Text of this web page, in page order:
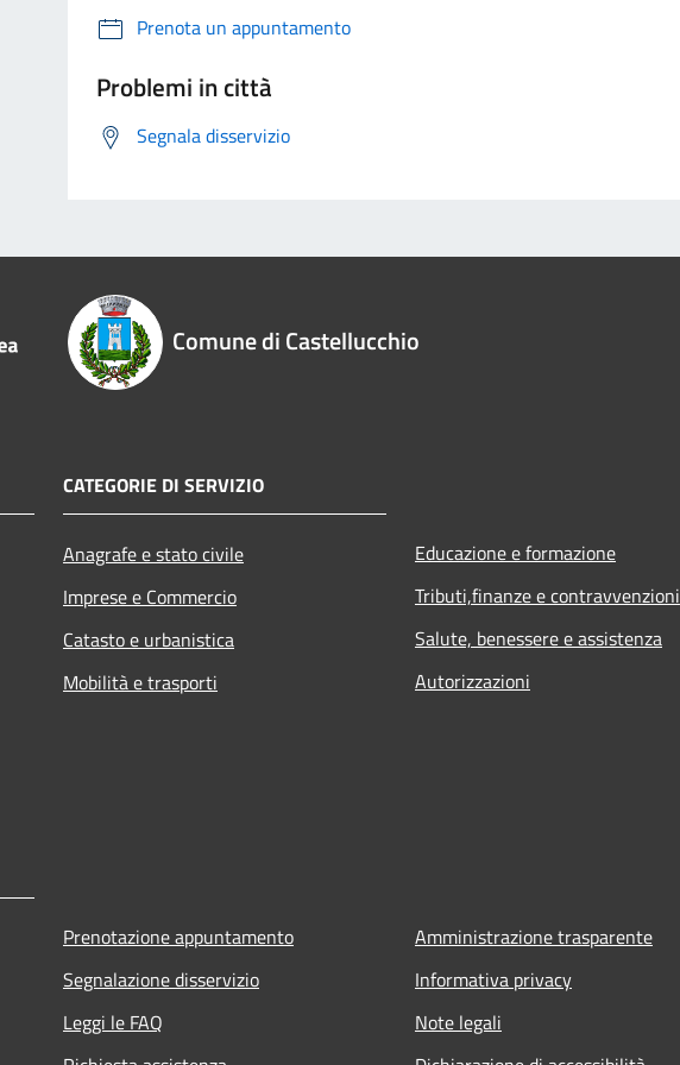
Prenota un appuntamento
Problemi in città
Segnala disservizio
Comune di Castellucchio
CATEGORIE DI SERVIZIO
Anagrafe e stato civile
Imprese e Commercio
Catasto e urbanistica
Mobilità e trasporti
Educazione e formazione
Tributi,finanze e contravvenzioni
Salute, benessere e assistenza
Autorizzazioni
Prenotazione appuntamento
Segnalazione disservizio
Leggi le FAQ
Amministrazione trasparente
Informativa privacy
Note legali